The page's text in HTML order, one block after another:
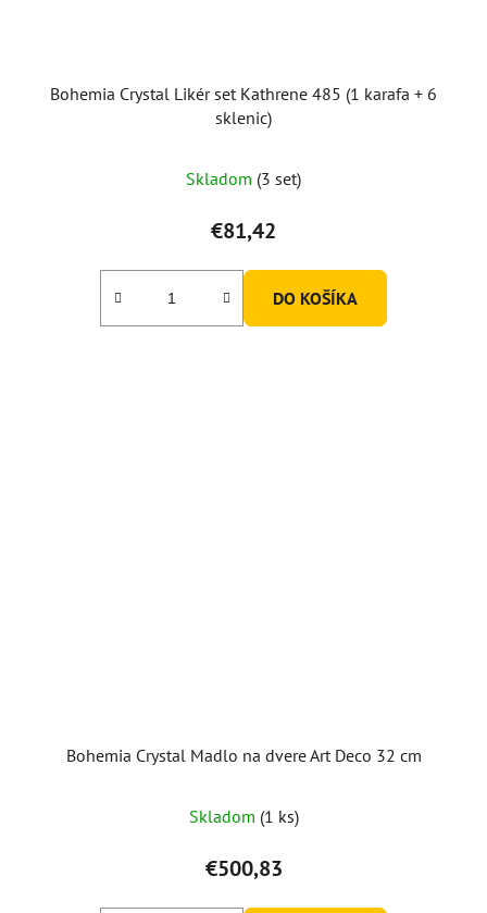
Bohemia Crystal Likér set Kathrene 485 (1 karafa + 6
sklenic)
Skladom (3 set)
€81,42
DO KOŠÍKA
Bohemia Crystal Madlo na dvere Art Deco 32 cm
Skladom (1 ks)
€500,83